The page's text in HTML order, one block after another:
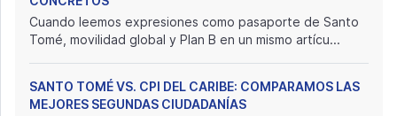
Cuando leemos expresiones como pasaporte de Santo
Tomé, movilidad global y Plan B en un mismo artícu...
SANTO TOMÉ VS. CPI DEL CARIBE: COMPARAMOS LAS
MEJORES SEGUNDAS CIUDADANÍAS